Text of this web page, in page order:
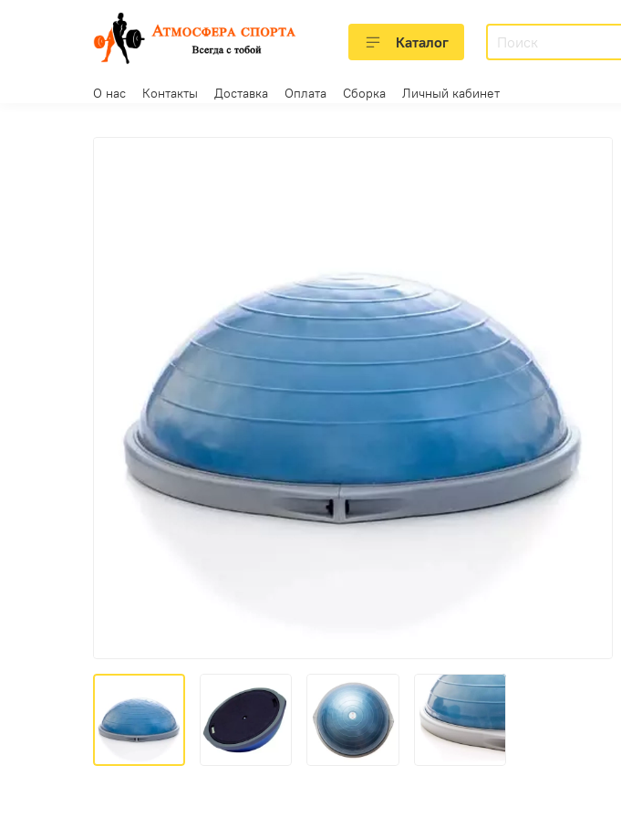
Каталог
О нас Контакты Доставка Оплата Сборка Личный кабинет